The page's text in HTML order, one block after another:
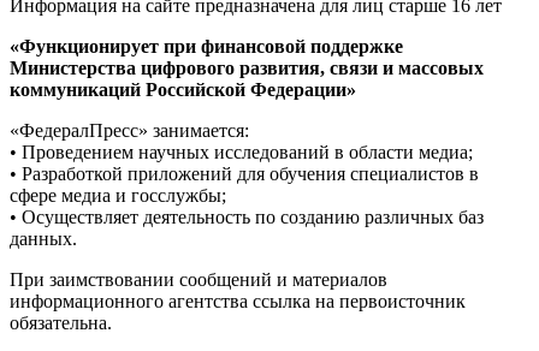
Информация на сайте предназначена для лиц старше 16 лет
«Функционирует при финансовой поддержке
Министерства цифрового развития, связи и массовых
коммуникаций Российской Федерации»
«ФедералПресс» занимается:
• Проведением научных исследований в области медиа;
• Разработкой приложений для обучения специалистов в
сфере медиа и госслужбы;
• Осуществляет деятельность по созданию различных баз
данных.
При заимствовании сообщений и материалов
информационного агентства ссылка на первоисточник
обязательна.